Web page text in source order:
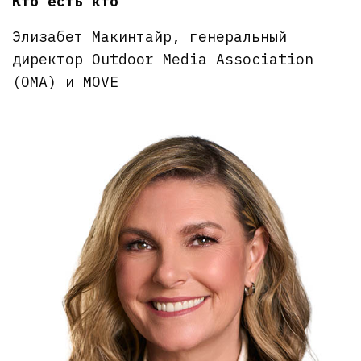
Элизабет Макинтайр, генеральный
директор Outdoor Media Association
(OMA) и MOVE